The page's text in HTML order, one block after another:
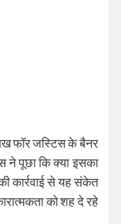
फॉर जस्टिस के बैनर
ने पूछा कि क्या इसका
कार्रवाई से यह संकेत
को शह दे रहे